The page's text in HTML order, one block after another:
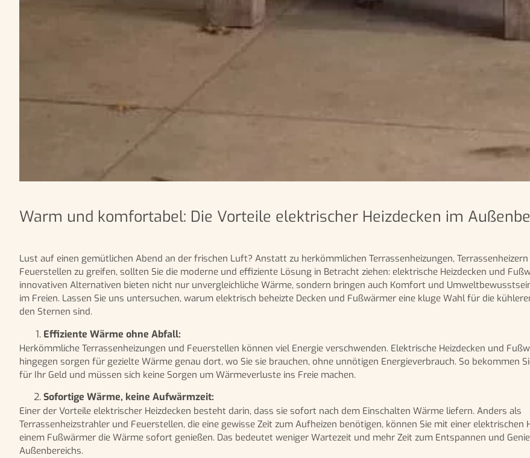
Warm und komfortabel: Die Vorteile elektrischer Heizdecken im
Lust auf einen gemütlichen Abend an der frischen Luft? Anstatt zu herkömmlichen Terrassenheizungen,
Feuerstellen zu greifen, sollten Sie die moderne und effiziente Lösung in Betracht ziehen: elektrische Heizdecken und
innovativen Alternativen bieten nicht nur unvergleichliche Wärme, sondern bringen auch Komfort und
im Freien. Lassen Sie uns untersuchen, warum elektrisch beheizte Decken und Fußwärmer eine kluge Wahl für die
den Sternen sind.
Effiziente Wärme ohne Abfall:
Herkömmliche Terrassenheizungen und Feuerstellen können viel Energie verschwenden. Elektrische Heizdecken und
hingegen sorgen für gezielte Wärme genau dort, wo Sie sie brauchen, ohne unnötigen Energieverbrauch. So bekommen
für Ihr Geld und müssen sich keine Sorgen um Wärmeverluste ins Freie machen.
Sofortige Wärme, keine Aufwärmzeit:
Einer der Vorteile elektrischer Heizdecken besteht darin, dass sie sofort nach dem Einschalten Wärme liefern. Anders als
Terrassenheizstrahler und Feuerstellen, die eine gewisse Zeit zum Aufheizen benötigen, können Sie mit einer elektrischen
einem Fußwärmer die Wärme sofort genießen. Das bedeutet weniger Wartezeit und mehr Zeit zum Entspannen und
Außenbereichs.